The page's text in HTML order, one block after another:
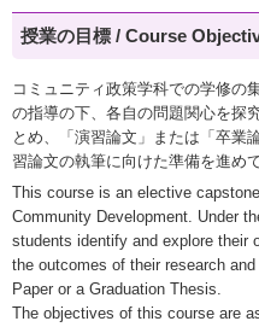
授業の目標 / Course
コミュニティ政策学科での学修の
の指導の下、各自の問題関心を探
とめ、「演習論文」または「卒業
習論文の執筆に向けた準備を進めて
This course is an elective
Community Development. Under
students identify and explore their
the outcomes of their research
Paper or a Graduation Thesis.
The objectives of this course are